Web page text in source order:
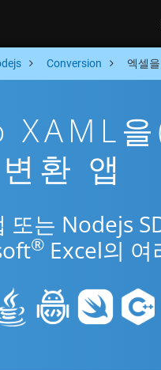
Conversion 엑셀
XAML
환 앱
또는 Nodejs
® Excel의